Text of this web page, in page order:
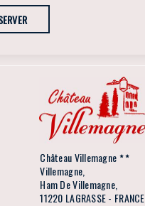
Château Villemagne
Villemagne,
Ham De Villemagne,
11220 LAGRASSE - FRANCE